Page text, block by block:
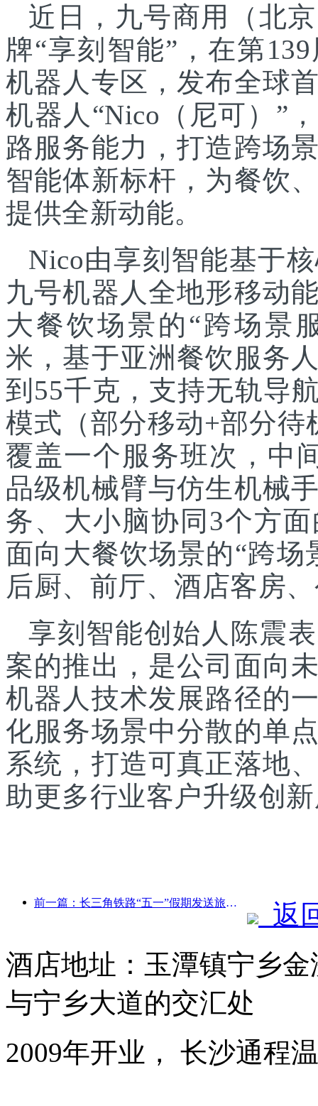
近日，九号商用（北
牌“享刻智能”，在第
机器人专区，发布全球
机器人“Nico（尼可）”
路服务能力，打造跨场
智能体新标杆，为餐饮
提供全新动能。
Nico由享刻智能基于
九号机器人全地形移动
大餐饮场景的“跨场景
米，基于亚洲餐饮服务
到55千克，支持无轨导
模式（部分移动+部分待
覆盖一个服务班次，中
品级机械臂与仿生机械
务、大小脑协同3个方
面向大餐饮场景的“跨
后厨、前厅、酒店客房
享刻智能创始人陈震
案的推出，是公司面向
机器人技术发展路径的
化服务场景中分散的单
系统，打造可真正落地
助更多行业客户升级创
前一篇：长三角铁路“五一”假期发送旅客超2138万人次
返
酒店地址：玉潭镇宁乡
与宁乡大道的交汇处
2009年开业， 长沙通